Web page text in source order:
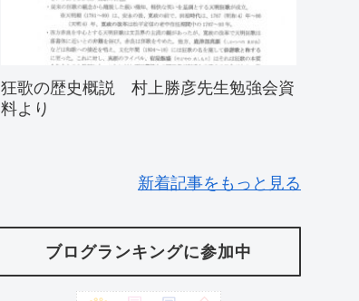
狂歌の歴史概説 村上勝彦先生勉強会資
料より
新着記事をもっと見る
ブログランキングに参加中